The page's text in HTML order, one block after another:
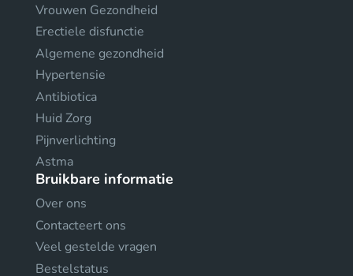
Vrouwen Gezondheid
Erectiele disfunctie
Algemene gezondheid
Hypertensie
Antibiotica
Huid Zorg
Pijnverlichting
Astma
Bruikbare informatie
Over ons
Contacteert ons
Veel gestelde vragen
Bestelstatus